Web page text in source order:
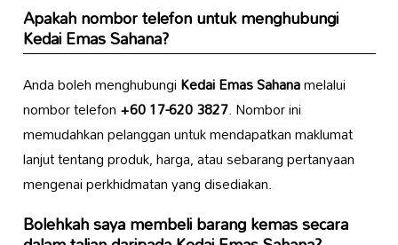
Apakah nombor telefon untuk menghubungi
Kedai Emas Sahana?
Anda boleh menghubungiKedai Emas Sahanamelalui
nombor telefon+60 17-620 3827. Nombor ini
memudahkan pelanggan untuk mendapatkan maklumat
lanjut tentang produk, harga, atau sebarang pertanyaan
mengenai perkhidmatan yang disediakan.
Bolehkah saya membeli barang kemas secara